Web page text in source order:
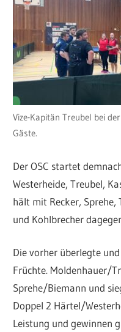
Vize-Kapitän Treubel bei
Gäste.
Der OSC startet
Westerheide, Treubel,
hält mit Recker, Sprehe,
und Kohlbrecher
Die vorher überlegte
Früchte. Moldenhauer/
Sprehe/Biemann und
Doppel 2 Härtel/
Leistung und gewinnen